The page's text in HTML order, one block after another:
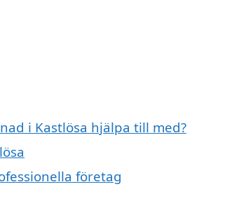
i Kastlösa hjälpa till med?
företag